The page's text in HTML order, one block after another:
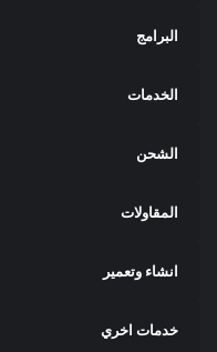
البرامج
الخدمات
الشحن
المقاولات
انشاء وتعمير
خدمات اخري